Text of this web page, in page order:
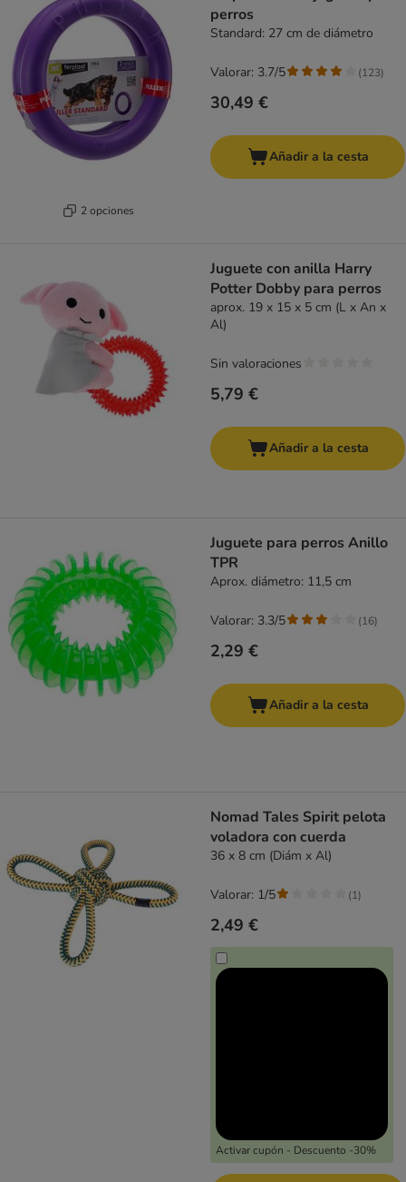
2 opciones
perros
Standard: 27 cm de diámetro
30,49 €
Valorar: 3.7/5 (123)
Añadir a la cesta
Juguete con anilla Harry
Potter Dobby para perros
aprox. 19 x 15 x 5 cm (L x An x
Al)
5,79 €
Sin valoraciones
Añadir a la cesta
Juguete para perros Anillo
TPR
Aprox. diámetro: 11,5 cm
2,29 €
Valorar: 3.3/5 (16)
Añadir a la cesta
Nomad Tales Spirit pelota
voladora con cuerda
36 x 8 cm (Diám x Al)
2,49 €
Activar cupón - Descuento -30%
Valorar: 1/5 (1)